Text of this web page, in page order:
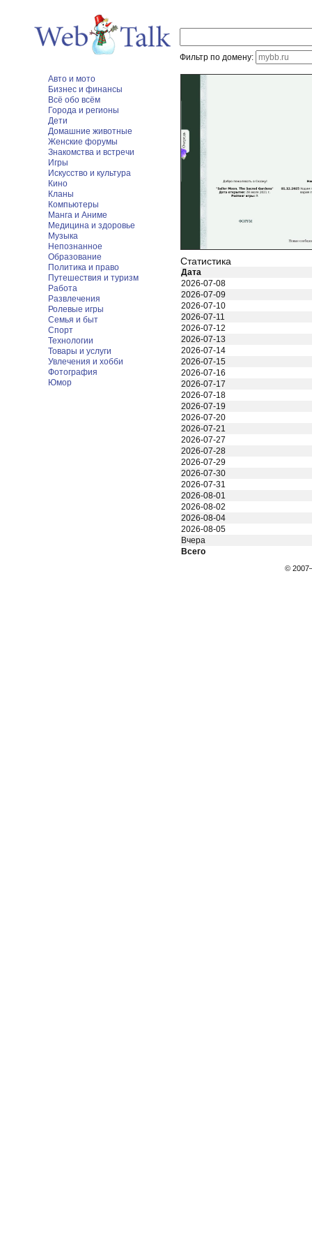
Фильтр по домену:
Авто и мото
Бизнес и финансы
Всё обо всём
Города и регионы
Дети
Домашние животные
Женские форумы
Знакомства и встречи
Игры
Искусство и культура
Кино
Кланы
Компьютеры
Манга и Аниме
Медицина и здоровье
Музыка
Непознанное
Образование
Политика и право
Путешествия и туризм
Работа
Развлечения
Ролевые игры
Семья и быт
Спорт
Технологии
Товары и услуги
Увлечения и хобби
Фотография
Юмор
Статистика
Дата
2026-07-08
2026-07-09
2026-07-10
2026-07-11
2026-07-12
2026-07-13
2026-07-14
2026-07-15
2026-07-16
2026-07-17
2026-07-18
2026-07-19
2026-07-20
2026-07-21
2026-07-27
2026-07-28
2026-07-29
2026-07-30
2026-07-31
2026-08-01
2026-08-02
2026-08-04
2026-08-05
Вчера
Всего
©